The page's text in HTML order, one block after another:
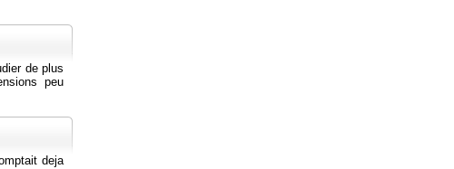
de plus
peu
deja